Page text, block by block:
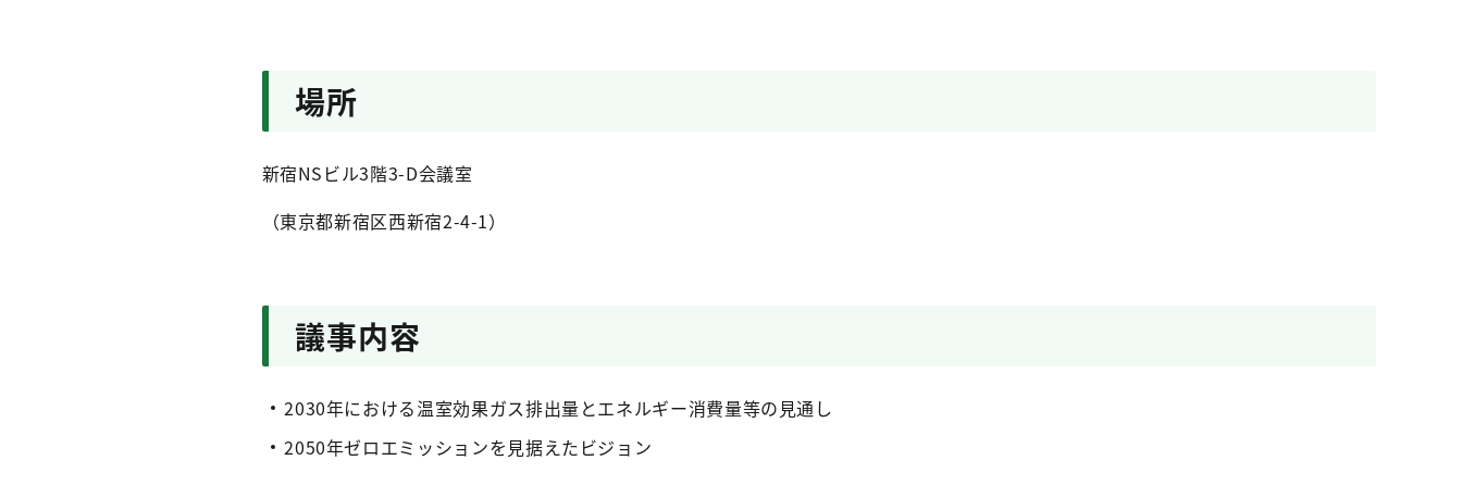
場所
新宿NSビル3階3-D会議室
（東京都新宿区西新宿2-4-1）
議事内容
2030年における温室効果ガス排出量とエネルギー消費量等の見通し
2050年ゼロエミッションを見据えたビジョン